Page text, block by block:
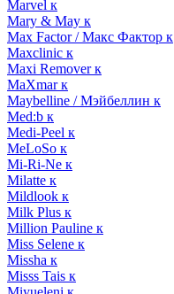
Marvel к
Mary & May к
Max Factor / Макс Фактор к
Maxclinic к
Maxi Remover к
MaXmar к
Maybelline / Мэйбеллин к
Med:b к
Medi-Peel к
MeLoSo к
Mi-Ri-Ne к
Milatte к
Mildlook к
Milk Plus к
Million Pauline к
Miss Selene к
Missha к
Misss Tais к